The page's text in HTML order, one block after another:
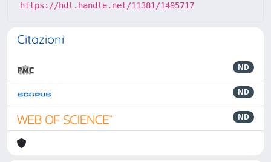
https://hdl.handle.net/11381/1495717
Citazioni
ND
ND
ND